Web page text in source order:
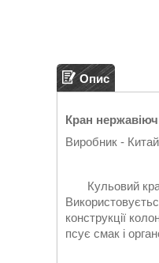
Опис
Кран
Виробник - Китай
Кульовий кран
конструкції
псує смак і